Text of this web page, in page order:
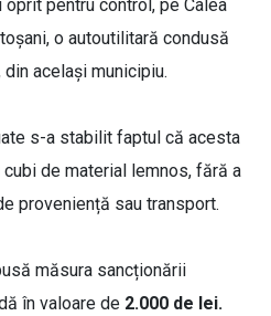
oprit pentru control, pe Calea
o autoutilitară condusă
același municipiu.
s-a stabilit faptul că acesta
de material lemnos, fără a
proveniență sau transport.
măsura sancționării
în valoare de 2.000 de lei.